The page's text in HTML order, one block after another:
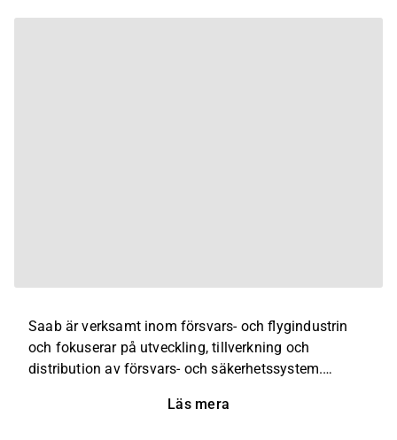
Saab är verksamt inom försvars- och flygindustrin
och fokuserar på utveckling, tillverkning och
distribution av försvars- och säkerhetssystem.
och övervakningssystem. Verksamheten är global
Läs mera